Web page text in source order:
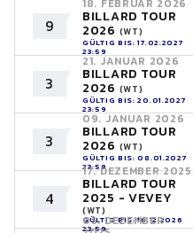
9
18. FEBRUAR 2026
BILLARD TOUR
2026 (WT)
GÜLTIG BIS: 17.02.2027
23:59
3
21. JANUAR 2026
BILLARD TOUR
2026 (WT)
GÜLTIG BIS: 20.01.2027
23:59
3
09. JANUAR 2026
BILLARD TOUR
2026 (WT)
GÜLTIG BIS: 08.01.2027
23:59
4
17. DEZEMBER 2025
BILLARD TOUR
2025 - VEVEY
(WT)
GÜLTIG BIS: 16.12.2026
23:59
05. DEZEMBER